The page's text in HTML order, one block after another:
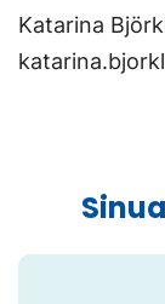
Katarina